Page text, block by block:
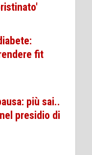
fit
più sai..
presidio di